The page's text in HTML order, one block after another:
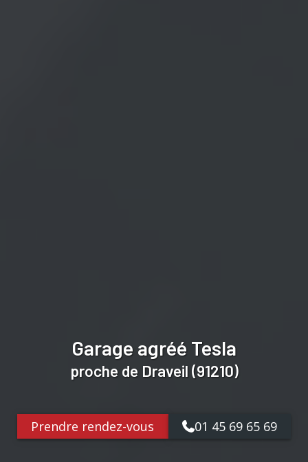
Garage agréé Tesla
proche de Draveil (91210)
Prendre rendez-vous 01 45 69 65 69